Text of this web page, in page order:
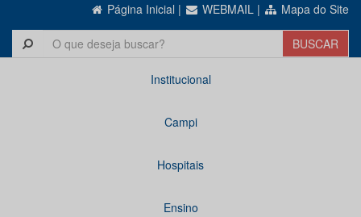
Página Inicial | WEBMAIL | Mapa do Site
Institucional
Campi
Hospitais
Ensino